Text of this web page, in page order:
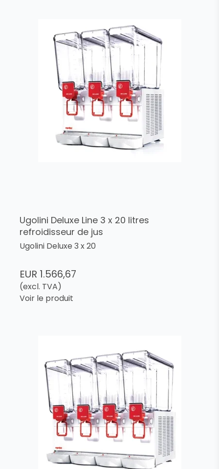
Ugolini Deluxe Line 3 x 20 litres
refroidisseur de jus
Ugolini Deluxe 3 x 20
EUR 1.566,67
(excl. TVA)
Voir le produit